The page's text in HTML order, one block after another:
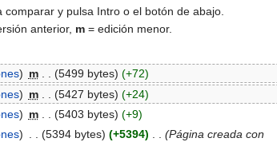
y pulsa Intro o el botón de abajo.
anterior, m = edición menor.
) m (5499 bytes) (+72)
) m (5427 bytes) (+24)
) m (5403 bytes) (+9)
) . . (5394 bytes) (+5394) . . (Página creada con